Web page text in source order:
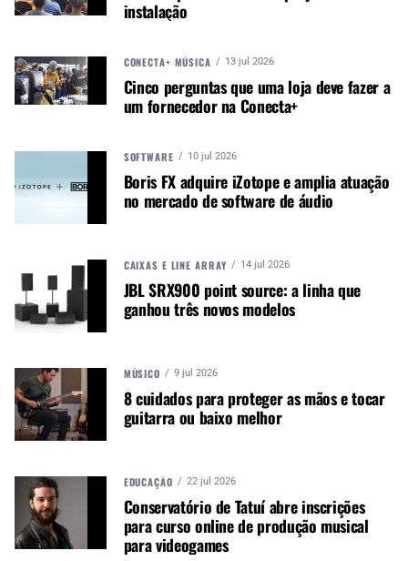
Música &amp; Mercado é uma
publicação empenhada em
negócios para o music business,
indústria de áudio profissional,
iluminação e instrumentos
fazemos.
A MÚSICA & MERCADO ESTÁ NO WHATSAPP!
Acesse o Canal de WhatsApp
TÓPICOS RELACIONADOS:
PRÓXIMO
Neumann apresenta MA 1 v2.0 + Multichannel Extension
instalação
CONECTA+ MÚSICA 13 jul 2026
Cinco perguntas que uma loja deve fazer a
um fornecedor na Conecta+
SOFTWARE 10 jul 2026
Boris FX adquire iZotope e amplia atuação
no mercado de software de áudio
CAIXAS E LINE ARRAY 14 jul 2026
JBL SRX900 point source: a linha que
ganhou três novos modelos
MÚSICO 9 jul 2026
8 cuidados para proteger as mãos e tocar
guitarra ou baixo melhor
EDUCAÇÃO 22 jul 2026
Conservatório de Tatuí abre inscrições
para curso online de produção musical
para videogames